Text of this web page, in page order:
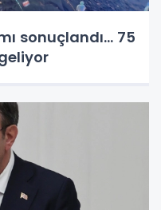
sonuçlandı... 75